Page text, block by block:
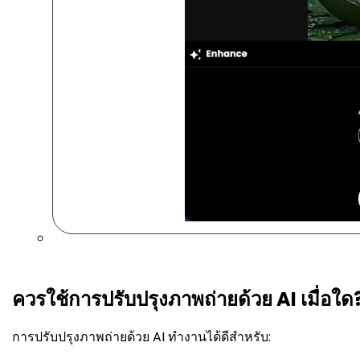
ควรใช้การปรับปรุงภาพถ่ายด้วย AI เมื่อใด
การปรับปรุงภาพถ่ายด้วย AI ทำงานได้ดีสำหรับ: